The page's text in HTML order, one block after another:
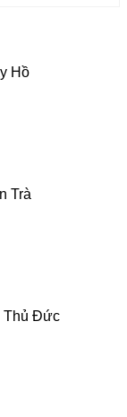
Hồ
Trà
Thủ Đức